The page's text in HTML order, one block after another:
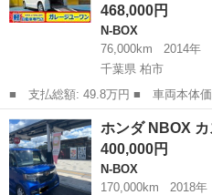
468,000円
N-BOX
76,000km
2014年
千葉県 柏市
■ 支払総額: 49.8万円 ■ 車両本体価格： 468,000 円 ■ メーカー
名： ホンダ ■ 車種名： Ｎ－Ｂ
パッケージ スローパー 電動ウイ
ングストップ...
千葉 柏市 N-BOX
ホンダ NBOX カ
400,000円
N-BOX
170,000km
2018年